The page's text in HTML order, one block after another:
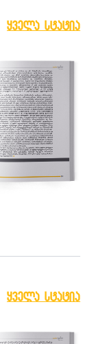
ყველა სტატია
ყველა სტატია